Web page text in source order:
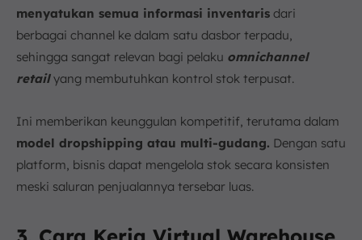
menyatukan semua informasi inventaris dari
berbagai channel ke dalam satu dasbor terpadu,
sehingga sangat relevan bagi pelaku omnichannel
retailyang membutuhkan kontrol stok terpusat.
Ini memberikan keunggulan kompetitif, terutama dalam
model dropshipping atau multi-gudang. Dengan satu
platform, bisnis dapat mengelola stok secara konsisten
meski saluran penjualannya tersebar luas.